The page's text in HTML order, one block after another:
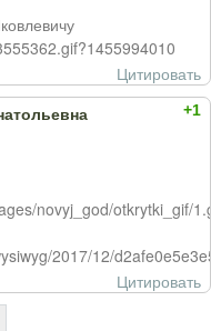
Цитировать
+1
novyj_god/otkrytki_gif/
2017/12/
Цитировать